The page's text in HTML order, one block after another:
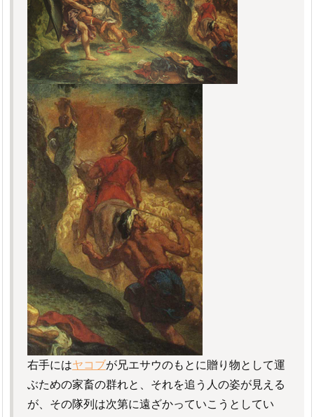
右手にはヤコブが兄エサウのもとに贈り物として運
ぶための家畜の群れと、それを追う人の姿が見える
が、その隊列は次第に遠ざかっていこうとしてい